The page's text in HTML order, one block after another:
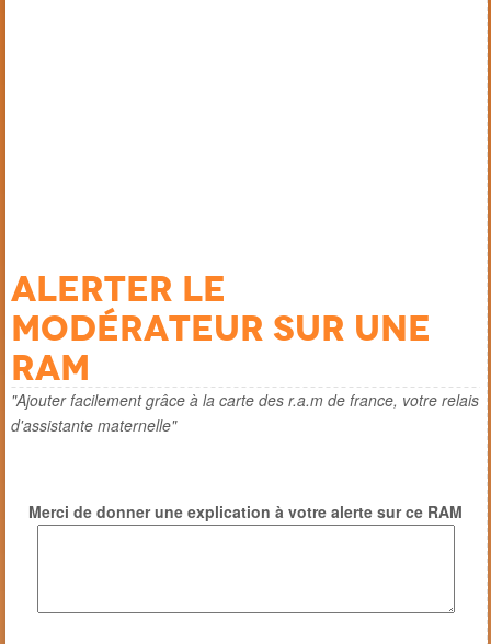
Alerter le
modérateur sur une
ram
"Ajouter facilement grâce à la carte des r.a.m de france, votre relais
d'assistante maternelle"
Merci de donner une explication à votre alerte sur ce RAM